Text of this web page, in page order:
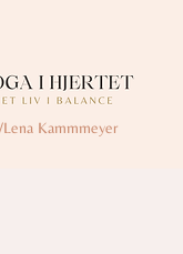
Lena Kammmeyer